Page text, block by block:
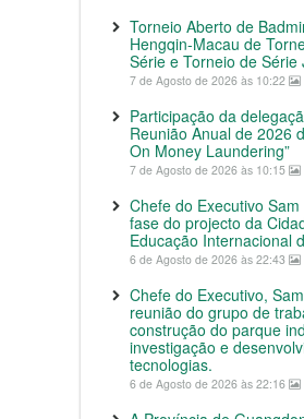
Torneio Aberto de
Hengqin-Macau de
Série e Torneio de Série
7 de Agosto de 2026 às 10:22
Participação da
Reunião Anual de 2026
On Money Laundering”
7 de Agosto de 2026 às 10:15
Chefe do Executivo
fase do projecto da
Educação Internacional
6 de Agosto de 2026 às 22:43
Chefe do Executivo,
reunião do grupo de
construção do parque
investigação e
tecnologias.
6 de Agosto de 2026 às 22:16